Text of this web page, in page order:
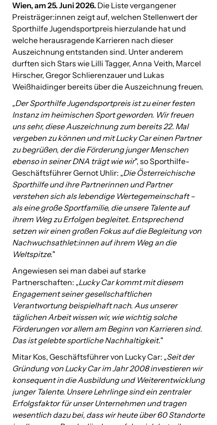
Vila Vita Pannonia
Downloads
Über uns
Kontakt
Wien, am 25. Juni 2026. Die Liste vergangener
Preisträger:innen zeigt auf, welchen Stellenwert der
Sporthilfe Jugendsportpreis hierzulande hat und
welche herausragende Karrieren nach dieser
Auszeichnung entstanden sind. Unter anderem
durften sich Stars wie Lilli Tagger, Anna Veith, Marcel
Hirscher, Gregor Schlierenzauer und Lukas
Weißhaidinger bereits über die Auszeichnung freuen.
„Der Sporthilfe Jugendsportpreis ist zu einer festen
Instanz im heimischen Sport geworden. Wir freuen
uns sehr, diese Auszeichnung zum bereits 22. Mal
vergeben zu können und mit Lucky Car einen Partner
zu begrüßen, der die Förderung junger Menschen
ebenso in seiner DNA trägt wie wir", so Sporthilfe-
Geschäftsführer Gernot Uhlir: „Die Österreichische
Sporthilfe und ihre Partnerinnen und Partner
verstehen sich als lebendige Wertegemeinschaft –
als eine große Sportfamilie, die unsere Talente auf
ihrem Weg zu Erfolgen begleitet. Entsprechend
setzen wir einen großen Fokus auf die Begleitung von
Nachwuchsathlet:innen auf ihrem Weg an die
Weltspitze."
Angewiesen sei man dabei auf starke
Partnerschaften: „Lucky Car kommt mit diesem
Engagement seiner gesellschaftlichen
Verantwortung beispielhaft nach. Aus unserer
täglichen Arbeit wissen wir, wie wichtig solche
Förderungen vor allem am Beginn von Karrieren sind.
Das ist gelebte sportliche Nachhaltigkeit."
Mitar Kos, Geschäftsführer von Lucky Car: „Seit der
Gründung von Lucky Car im Jahr 2008 investieren wir
konsequent in die Ausbildung und Weiterentwicklung
junger Talente. Unsere Lehrlinge sind ein zentraler
Erfolgsfaktor für unser Unternehmen und tragen
wesentlich dazu bei, dass wir heute über 60 Standorte